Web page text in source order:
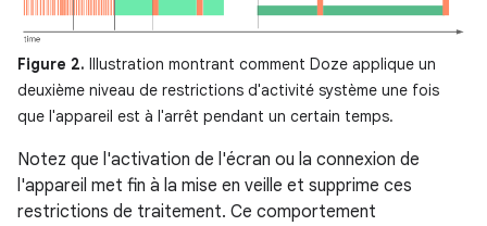
Figure 2. Illustration montrant comment Doze applique un
deuxième niveau de restrictions d'activité système une fois
que l'appareil est à l'arrêt pendant un certain temps.
Notez que l'activation de l'écran ou la connexion de
l'appareil met fin à la mise en veille et supprime ces
restrictions de traitement. Ce comportement